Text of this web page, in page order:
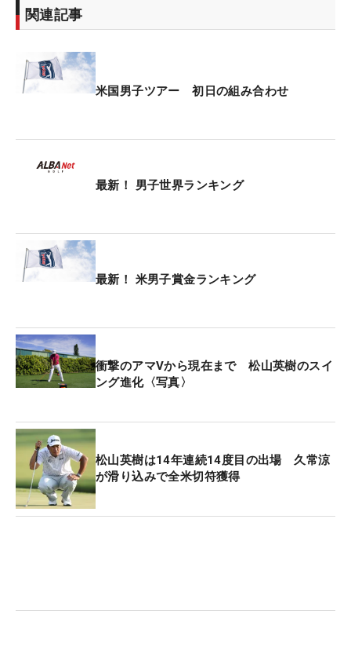
関連記事
米国男子ツアー 初日の組み合わせ
最新！ 男子世界ランキング
最新！ 米男子賞金ランキング
衝撃のアマVから現在まで 松山英樹のスイ
ング進化〈写真〉
松山英樹は14年連続14度目の出場 久常涼
が滑り込みで全米切符獲得